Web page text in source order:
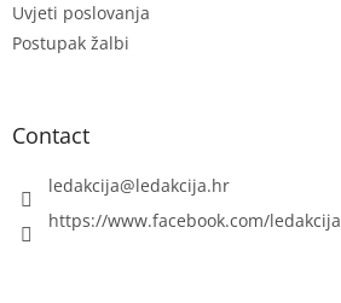
Uvjeti poslovanja
Postupak žalbi
Contact
ledakcija@ledakcija.hr
https://www.facebook.com/ledakcija